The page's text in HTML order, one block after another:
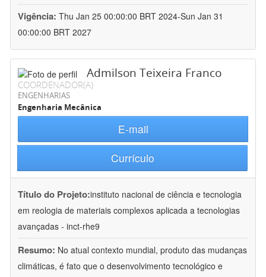
Vigência: Thu Jan 25 00:00:00 BRT 2024-Sun Jan 31
00:00:00 BRT 2027
Admilson Teixeira Franco
COORDENADOR(A)
ENGENHARIAS
Engenharia Mecânica
E-mail
Currículo
Título do Projeto:instituto nacional de ciência e tecnologia
em reologia de materiais complexos aplicada a tecnologias
avançadas - inct-rhe9
Resumo: No atual contexto mundial, produto das mudanças
climáticas, é fato que o desenvolvimento tecnológico e